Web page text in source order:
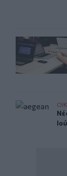
Πως
Νέο ιστορικό